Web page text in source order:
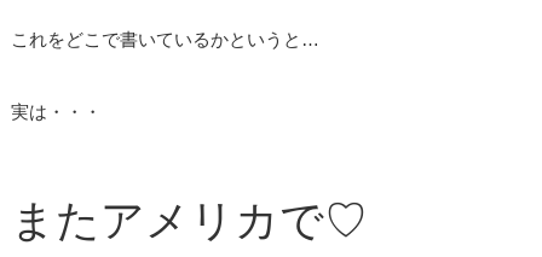
これをどこで書いているかというと…
実は・・・
またアメリカで♡